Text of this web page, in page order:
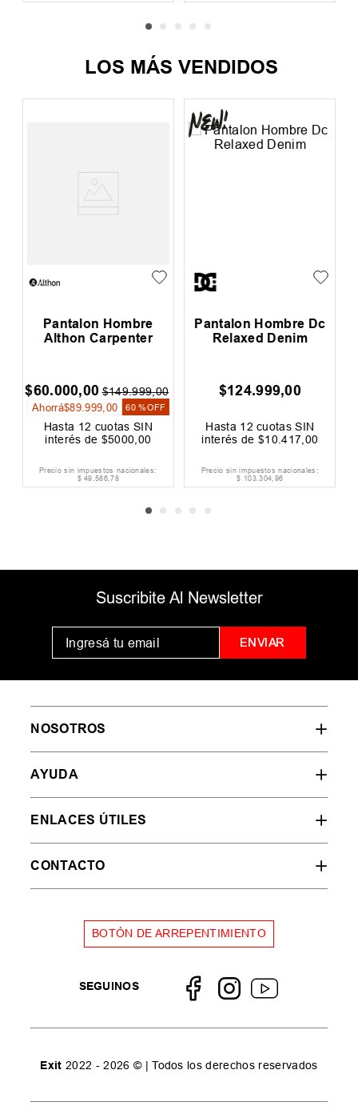
LOS MÁS VENDIDOS
Pantalon Hombre
Althon Carpenter
$60.000,00 $149.999,00
Ahorrá$89.999 00 60 %OFF
Hasta 12 cuotas SIN
interés de $5000 00
Precio sin impuestos nacionales:
$ 49.586,78
Pantalon Hombre Dc
Relaxed Denim
$124.999,00
Hasta 12 cuotas SIN
interés de $10 .417 00
Precio sin impuestos nacionales:
$ 103.304,96
Suscribite Al Newsletter
ENVIAR
NOSOTROS
AYUDA
ENLACES ÚTILES
CONTACTO
BOTÓN DE ARREPENTIMIENTO
SEGUINOS
Exit 2022 - 2026 © | Todos los derechos reservados